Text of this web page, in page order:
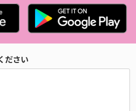
ださい